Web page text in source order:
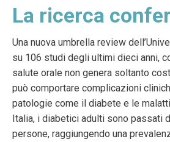
La ricerca
Una nuova umbrella review
su 106 studi degli ultimi dieci anni,
salute orale non genera soltanto
può comportare complicazioni
patologie come il diabete e le
Italia, i diabetici adulti sono passati
persone, raggiungendo una